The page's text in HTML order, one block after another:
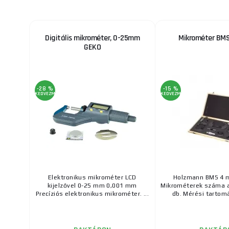
Digitális mikrométer, 0-25mm
GEKO
-28 %
KEDVEZMÉNY
Elektronikus mikrométer LCD
kijelzővel 0-25 mm 0,001 mm
Precíziós elektronikus mikrométer. ...
Mikrométer
-15 %
KEDVEZMÉNY
Holzmann BMS 4
Mikrométerek száma
db. Mérési